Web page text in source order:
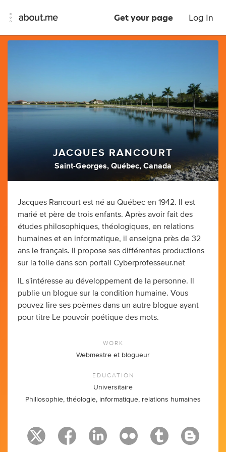
Get your page Log In
JACQUES RANCOURT
Saint-Georges, Québec, Canada
Jacques Rancourt est né au Québec en 1942. Il est
marié et père de trois enfants. Après avoir fait des
études philosophiques, théologiques, en relations
humaines et en informatique, il enseigna près de 32
ans le français. Il propose ses différentes productions
sur la toile dans son portail Cyberprofesseur.net
IL s'intéresse au développement de la personne. Il
publie un blogue sur la condition humaine. Vous
pouvez lire ses poèmes dans un autre blogue ayant
pour titre Le pouvoir poétique des mots.
WORK
Webmestre et blogueur
EDUCATION
Universitaire
Phillosophie, théologie, informatique, relations humaines